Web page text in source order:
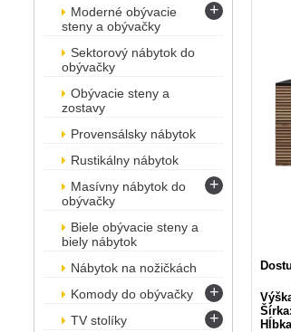
Moderné obývacie
steny a obývačky
+
Sektorový nábytok do
obývačky
Obývacie steny a
zostavy
Provensálsky nábytok
Rustikálny nábytok
Masívny nábytok do
obývačky
+
Biele obývacie steny a
biely nábytok
Nábytok na nožičkách
Komody do obývačky
+
TV stolíky +
Šírka: